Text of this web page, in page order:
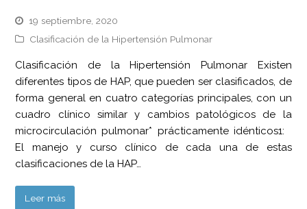
19 septiembre, 2020
Clasificación de la Hipertensión Pulmonar
Clasificación de la Hipertensión Pulmonar Existen
diferentes tipos de HAP, que pueden ser clasificados, de
forma general en cuatro categorías principales, con un
cuadro clínico similar y cambios patológicos de la
microcirculación pulmonar* prácticamente idénticos1:
El manejo y curso clínico de cada una de estas
clasificaciones de la HAP…
Leer más